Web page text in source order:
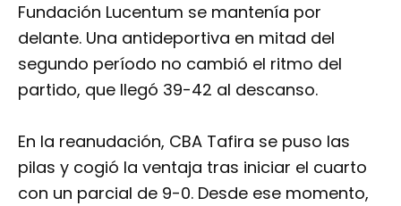
Fundación Lucentum se mantenía por
delante. Una antideportiva en mitad del
segundo período no cambió el ritmo del
partido, que llegó 39-42 al descanso.
En la reanudación, CBA Tafira se puso las
pilas y cogió la ventaja tras iniciar el cuarto
con un parcial de 9-0. Desde ese momento,